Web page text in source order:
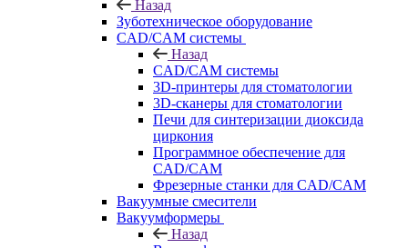
Назад
Зуботехническое оборудование
CAD/CAM системы
Назад
CAD/CAM системы
3D-принтеры для стоматологии
3D-сканеры для стоматологии
Печи для синтеризации диоксида
циркония
Программное обеспечение для
CAD/CAM
Фрезерные станки для CAD/CAM
Вакуумные смесители
Вакуумформеры
Назад